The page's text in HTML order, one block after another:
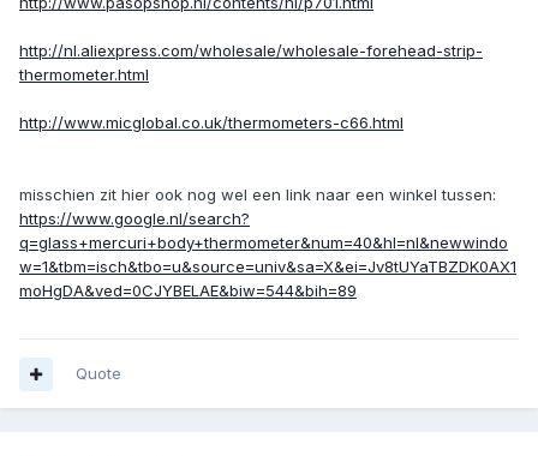
http://nl.aliexpress.com/wholesale/wholesale-forehead-strip-
thermometer.html
http://www.micglobal.co.uk/thermometers-c66.html
misschien zit hier ook nog wel een link naar een winkel tussen:
https://www.google.nl/search?
q=glass+mercuri+body+thermometer&num=40&hl=nl&newwindo
w=1&tbm=isch&tbo=u&source=univ&sa=X&ei=Jv8tUYaTBZDK0AX1
moHgDA&ved=0CJYBELAE&biw=544&bih=89
Quote